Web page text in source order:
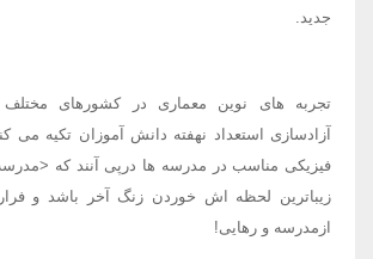
جدید.
تجربه های نوین معماری در کشورهای مختلف
آزادسازی استعداد نهفته دانش آموزان تکیه می
فیزیکی مناسب در مدرسه ها درپی آنند که
زیباترین لحظه اش خوردن زنگ آخر باشد و
ازمدرسه و رهایی!